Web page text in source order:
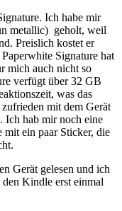
Ich habe mir
metallic) geholt, weil
Preislich kostet er
Signature hat
mich auch nicht so
verfügt über 32 GB
was das
mit dem Gerät
Ich hab mir noch eine
ein paar Sticker, die
Gerät gelesen und ich
den Kindle erst einmal